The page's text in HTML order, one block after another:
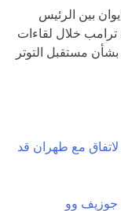
بين الرئيس
ترامب خلال لقاءات
مستقبل التوتر
لاتفاق مع طهران قد
جوزيف وو